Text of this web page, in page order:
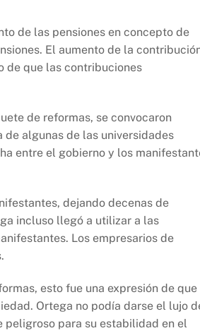
de las pensiones en concepto de
El aumento de la
de que las contribuciones
de reformas, se convocaron
algunas de las universidades
entre el gobierno y los
dejando decenas de
incluso llegó a utilizar a las
Los empresarios de
esto fue una expresión de que
Ortega no podía darse el lujo
peligroso para su estabilidad en el